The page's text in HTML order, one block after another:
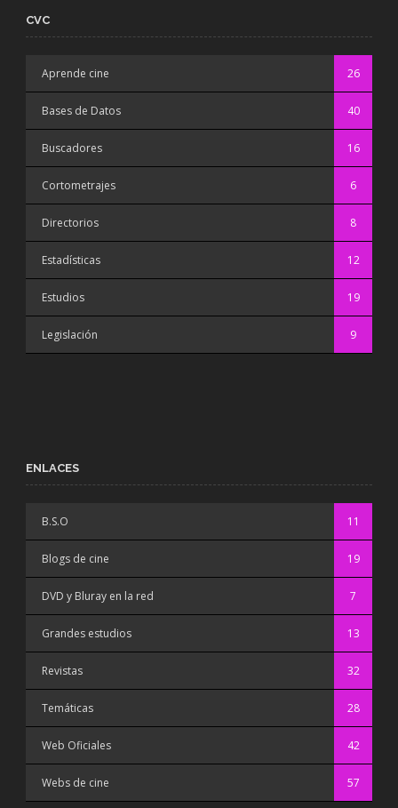
CVC
Aprende cine 26
Bases de Datos 40
Buscadores 16
Cortometrajes 6
Directorios 8
Estadísticas 12
Estudios 19
Legislación 9
ENLACES
B.S.O 11
Blogs de cine 19
DVD y Bluray en la red 7
Grandes estudios 13
Revistas 32
Temáticas 28
Web Oficiales 42
Webs de cine 57